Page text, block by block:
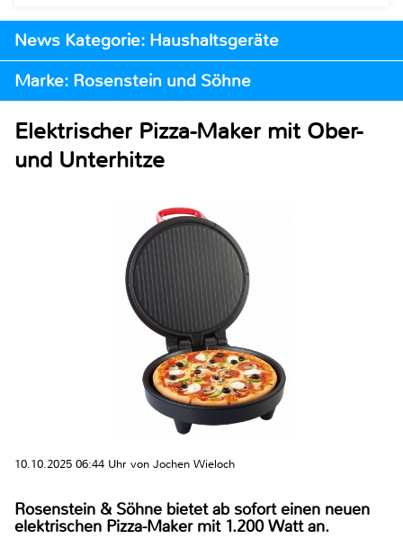
News Kategorie: Haushaltsgeräte
Marke: Rosenstein und Söhne
Elektrischer Pizza-Maker mit Ober-
und Unterhitze
10.10.2025 06:44 Uhr von Jochen Wieloch
Rosenstein & Söhne bietet ab sofort einen neuen
elektrischen Pizza-Maker mit 1.200 Watt an.